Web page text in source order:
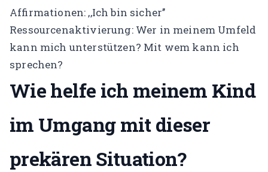
Affirmationen: ,,Ich bin sicher’’
Ressourcenaktivierung: Wer in meinem Umfeld
kann mich unterstützen? Mit wem kann ich
sprechen?
Wie helfe ich meinem Kind
im Umgang mit dieser
prekären Situation?